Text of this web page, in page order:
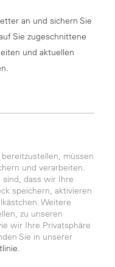
an und sichern Sie
Sie zugeschnittene
und aktuellen
müssen
und verarbeiten.
sind, dass wir Ihre
speichern, aktivieren
Weitere
zu unseren
wir Ihre Privatsphäre
Sie in unserer
.